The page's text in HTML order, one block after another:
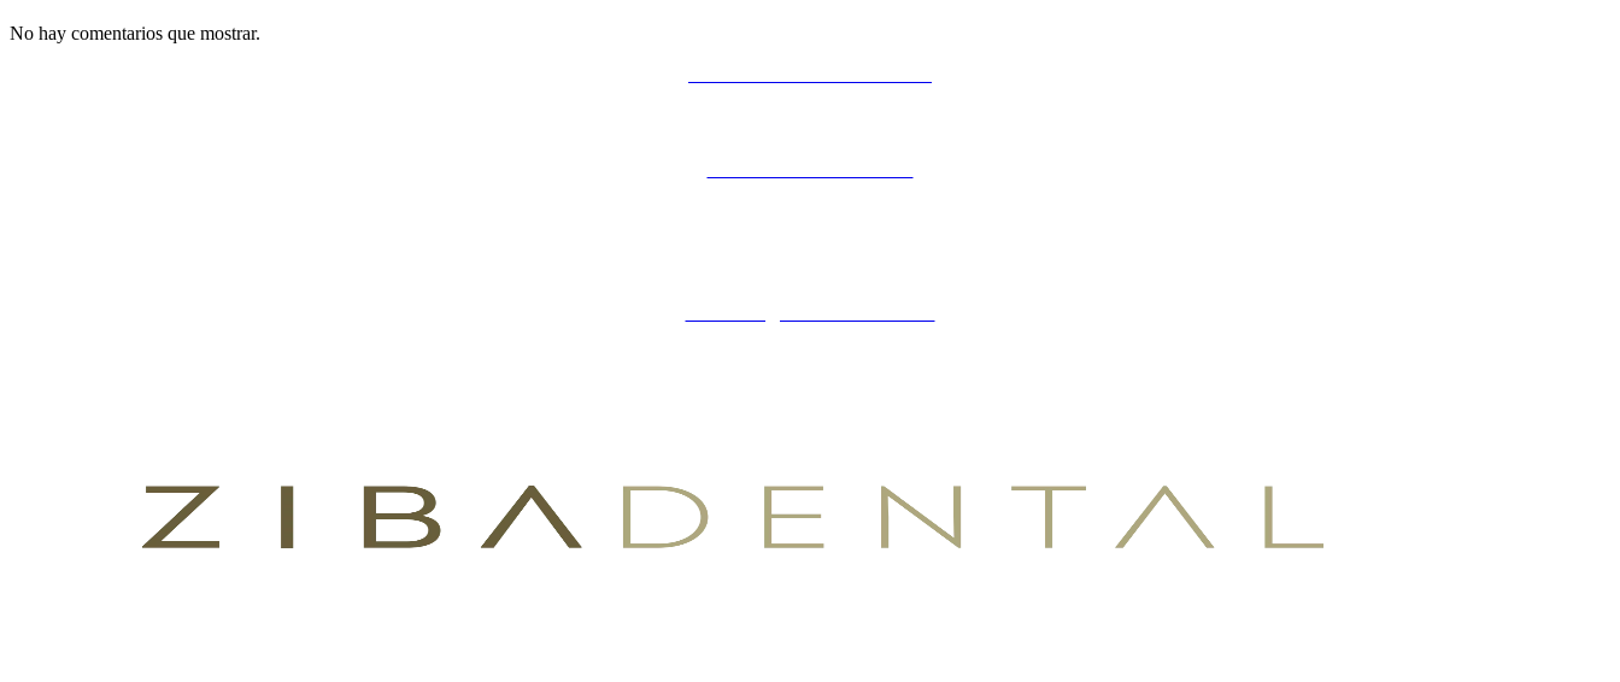
No hay comentarios que mostrar.